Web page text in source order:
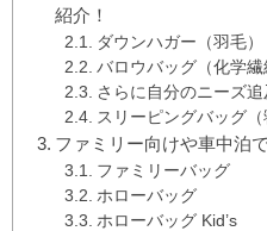
紹介！
ダウンハガー（羽毛）
バロウバッグ（化学繊
さらに自分のニーズ
スリーピングバッグ
ファミリー向けや車中泊
ファミリーバッグ
ホローバッグ
ホローバッグ Kid’s